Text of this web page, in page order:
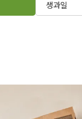
생과일